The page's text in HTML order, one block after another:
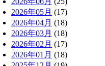
2026年05月 (17)
2026年04月 (18)
2026年03月 (18)
2026年02月 (17)
2026年01月 (18)